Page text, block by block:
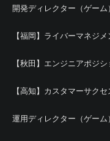
開発ディレクター（ゲーム
【福岡】ライバーマネジメ
【秋田】エンジニアポジ
【高知】カスタマーサクセ
運用ディレクター（ゲーム